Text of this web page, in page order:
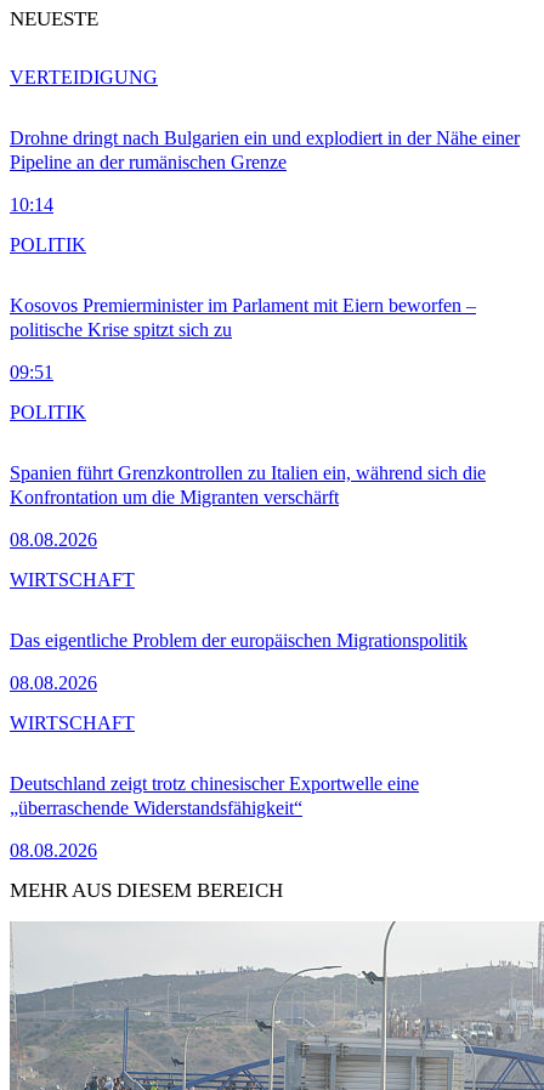
NEUESTE
Drohne dringt nach Bulgarien ein und explodiert in der Nähe einer
Pipeline an der rumänischen Grenze
10:14
VERTEIDIGUNG
Kosovos Premierminister im Parlament mit Eiern beworfen –
politische Krise spitzt sich zu
09:51
POLITIK
Spanien führt Grenzkontrollen zu Italien ein, während sich die
Konfrontation um die Migranten verschärft
08.08.2026
POLITIK
Das eigentliche Problem der europäischen Migrationspolitik
08.08.2026
WIRTSCHAFT
Deutschland zeigt trotz chinesischer Exportwelle eine
„überraschende Widerstandsfähigkeit“
08.08.2026
WIRTSCHAFT
MEHR AUS DIESEM BEREICH